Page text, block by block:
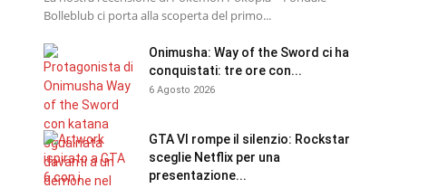
Bolleblub ci porta alla scoperta del primo...
Onimusha: Way of the Sword ci ha
conquistati: tre ore con...
6 Agosto 2026
GTA VI rompe il silenzio: Rockstar
sceglie Netflix per una
presentazione...